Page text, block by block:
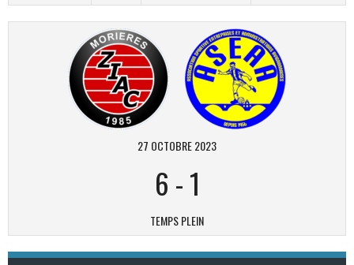
27 OCTOBRE 2023
6 -1
TEMPS PLEIN